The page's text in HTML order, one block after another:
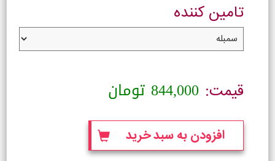
تامین کننده
قیمت: 844,000 تومان
افزودن به سبد خرید